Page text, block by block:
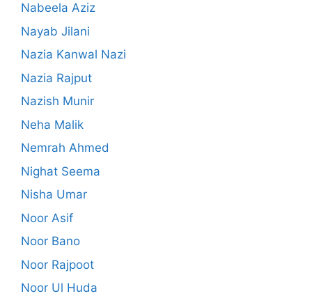
Nabeela Aziz
Nayab Jilani
Nazia Kanwal Nazi
Nazia Rajput
Nazish Munir
Neha Malik
Nemrah Ahmed
Nighat Seema
Nisha Umar
Noor Asif
Noor Bano
Noor Rajpoot
Noor Ul Huda